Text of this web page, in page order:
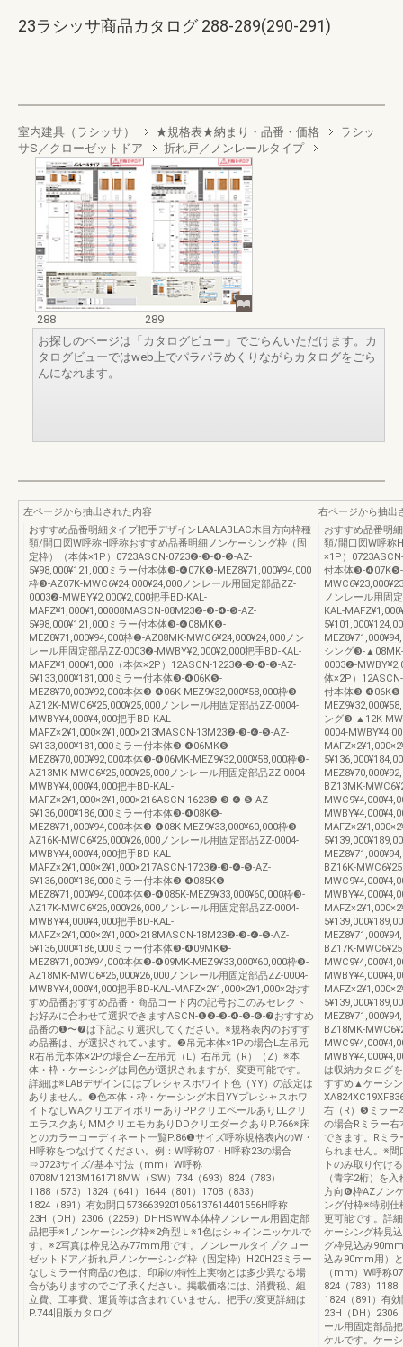
23ラシッサ商品カタログ 288-289(290-291)
室内建具（ラシッサ） ★規格表★納まり・品番・価格
ラシッ
サS／クローゼットドア
折れ戸／ノンレールタイプ
288
289
お探しのページは「カタログビュー」でごらんいただけます。カ
タログビューではweb上でパラパラめくりながらカタログをごら
んになれます。
左ページから抽出された内容
おすすめ品番明細タイプ把手デザインLAALABLAC木目方向枠種
類/開口図W呼称H呼称おすすめ品番明細ノンケーシング枠（固
定枠）（本体×1P）0723ASCN-0723❷-❸-❹-❺-AZ-
5¥98,000¥121,000ミラー付本体❸-❹07K❺-MEZ8¥71,000¥94,000
枠❸-AZ07K-MWC6¥24,000¥24,000ノンレール用固定部品ZZ-
0003❷-MWBY¥2,000¥2,000把手BD-KAL-
MAFZ¥1,000¥1,00008MASCN-08M23❷-❸-❹-❺-AZ-
5¥98,000¥121,000ミラー付本体❸-❹08MK❺-
MEZ8¥71,000¥94,000枠❸-AZ08MK-MWC6¥24,000¥24,000ノン
レール用固定部品ZZ-0003❷-MWBY¥2,000¥2,000把手BD-KAL-
MAFZ¥1,000¥1,000（本体×2P）12ASCN-1223❷-❸-❹-❺-AZ-
5¥133,000¥181,000ミラー付本体❸-❹06K❺-
MEZ8¥70,000¥92,000本体❸-❹06K-MEZ9¥32,000¥58,000枠❸-
AZ12K-MWC6¥25,000¥25,000ノンレール用固定部品ZZ-0004-
MWBY¥4,000¥4,000把手BD-KAL-
MAFZ×2¥1,000×2¥1,000×213MASCN-13M23❷-❸-❹-❺-AZ-
5¥133,000¥181,000ミラー付本体❸-❹06MK❺-
MEZ8¥70,000¥92,000本体❸-❹06MK-MEZ9¥32,000¥58,000枠❸-
AZ13MK-MWC6¥25,000¥25,000ノンレール用固定部品ZZ-0004-
MWBY¥4,000¥4,000把手BD-KAL-
MAFZ×2¥1,000×2¥1,000×216ASCN-1623❷-❸-❹-❺-AZ-
5¥136,000¥186,000ミラー付本体❸-❹08K❺-
MEZ8¥71,000¥94,000本体❸-❹08K-MEZ9¥33,000¥60,000枠❸-
AZ16K-MWC6¥26,000¥26,000ノンレール用固定部品ZZ-0004-
MWBY¥4,000¥4,000把手BD-KAL-
MAFZ×2¥1,000×2¥1,000×217ASCN-1723❷-❸-❹-❺-AZ-
5¥136,000¥186,000ミラー付本体❸-❹085K❺-
MEZ8¥71,000¥94,000本体❸-❹085K-MEZ9¥33,000¥60,000枠❸-
AZ17K-MWC6¥26,000¥26,000ノンレール用固定部品ZZ-0004-
MWBY¥4,000¥4,000把手BD-KAL-
MAFZ×2¥1,000×2¥1,000×218MASCN-18M23❷-❸-❹-❺-AZ-
5¥136,000¥186,000ミラー付本体❸-❹09MK❺-
MEZ8¥71,000¥94,000本体❸-❹09MK-MEZ9¥33,000¥60,000枠❸-
AZ18MK-MWC6¥26,000¥26,000ノンレール用固定部品ZZ-0004-
MWBY¥4,000¥4,000把手BD-KAL-MAFZ×2¥1,000×2¥1,000×2おす
すめ品番おすすめ品番・商品コード内の記号おこのみセレクト
お好みに合わせて選択できますASCN-❶❷-❸-❹-❺-❻-❼おすすめ
品番の❶〜❼は下記より選択してください。※規格表内のおすす
め品番は、が選択されています。❷吊元本体×1Pの場合L左吊元
R右吊元本体×2Pの場合Z—左吊元（L）右吊元（R）（Z）※本
体・枠・ケーシングは同色が選択されますが、変更可能です。
詳細は※LABデザインにはプレシャスホワイト色（YY）の設定は
ありません。❸色本体・枠・ケーシング木目YYプレシャスホワ
イトなしWAクリエアイボリーありPPクリエペールありLLクリ
エラスクありMMクリエモカありDDクリエダークありP.766※床
とのカラーコーディネート一覧P.86❶サイズ呼称規格表内のW・
H呼称をつなげてください。例：W呼称07・H呼称23の場合
⇒0723サイズ/基本寸法（mm）W呼称
0708M1213M161718MW（SW）734（693）824（783）
1188（573）1324（641）1644（801）1708（833）
1824（891）有効開口5736639201056137614401556H呼称
23H（DH）2306（2259）DHHSWW本体枠ノンレール用固定部
品把手※1ノンケーシング枠※2角型Ｌ※1色はシャインニッケルで
す。※2写真は枠見込み77mm用です。ノンレールタイプクロー
ゼットドア／折れ戸ノンケーシング枠（固定枠）H20H23ミラー
なしミラー付商品の色は、印刷の特性上実物とは多少異なる場
合がありますのでご了承ください。掲載価格には、消費税、組
立費、工事費、運賃等は含まれていません。把手の変更詳細は
P.744旧版カタログ
右ページから抽出
おすすめ品番明
類/開口図W呼称
×1P）
付本体❸-❹07K❺-
ノンレール用固
KAL-
シング❸-▲08MK-
0003❷-
体×2P）
付本体❸-❹06K❺-
ング❸-▲12K-
0004-
BZ13MK-
BZ16K-
BZ17K-
BZ18MK-
は収納カタログ
すすめ▲ケーシ
右（R）❺ミラー
の場合Rミラー
できます。Rミ
られません。※
トのみ取り付け
（青字2桁）を
方向❻枠AZノン
ング付枠※特別
更可能です。詳
ケーシング枠見
グ枠見込み
込み90mm用）
（mm）W呼称
824（783）1188
1824（891）有
23H（DH）2306
ール用固定部品
ケルです。ケー